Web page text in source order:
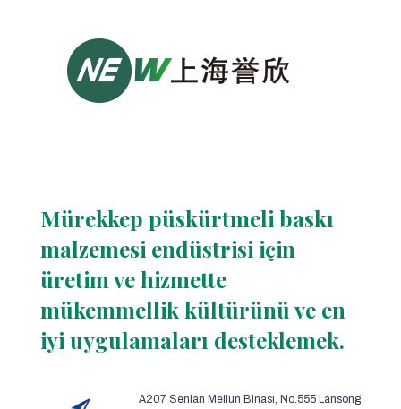
Mürekkep püskürtmeli baskı
malzemesi endüstrisi için
üretim ve hizmette
mükemmellik kültürünü ve en
iyi uygulamaları desteklemek.
A207 Senlan Meilun Binası, No.555 Lansong